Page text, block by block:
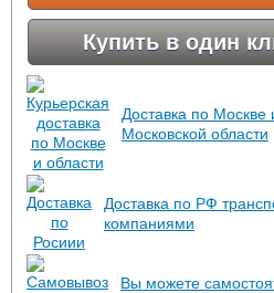
Купить в один
Доставка по Москве
Московской области
Доставка по РФ
компаниями
Вы можете